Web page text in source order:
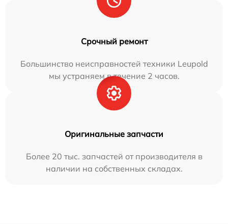
Срочный ремонт
Большинство неисправностей техники Leupold
мы устраняем в течение 2 часов.
Оригинальные запчасти
Более 20 тыс. запчастей от производителя в
наличии на собственных складах.